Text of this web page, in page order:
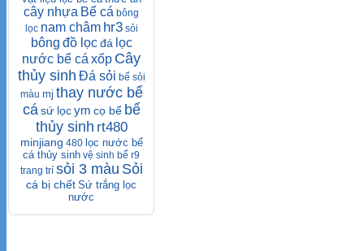
cây nhựa Bể cá bông
lọc nam châm hr3 sỏi
bông đồ lọc đá lọc
nước bể cá xốp Cây
thủy sinh Đá sỏi bể sỏi
màu mj thay nước bể
cá sứ lọc ym cọ bể bể
thủy sinh rt480
minjiang 480 lọc nước bể
cá thủy sinh vệ sinh bể r9
trang trí sỏi 3 màu Sỏi
cá bị chết Sứ trắng lọc
nước